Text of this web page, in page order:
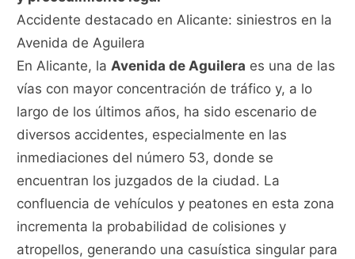
Accidente destacado en Alicante: siniestros en la
Avenida de Aguilera
En Alicante, laAvenida de Aguilera es una de las
vías con mayor concentración de tráfico y, a lo
largo de los últimos años, ha sido escenario de
diversos accidentes, especialmente en las
inmediaciones del número 53, donde se
encuentran los juzgados de la ciudad. La
confluencia de vehículos y peatones en esta zona
incrementa la probabilidad de colisiones y
atropellos, generando una casuística singular para